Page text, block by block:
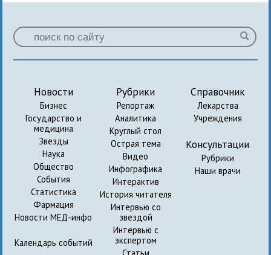
Новости
Бизнес
Государство и
медицина
Звезды
Наука
Общество
События
Статистика
Фармация
Новости МЕД-инфо
Календарь событий
Рубрики
Репортаж
Аналитика
Круглый стол
Острая тема
Видео
Инфографика
Интерактив
История читателя
Интервью со
звездой
Интервью с
экспертом
Статьи
Справочник
Лекарства
Учреждения
Консультации
Рубрики
Наши врачи